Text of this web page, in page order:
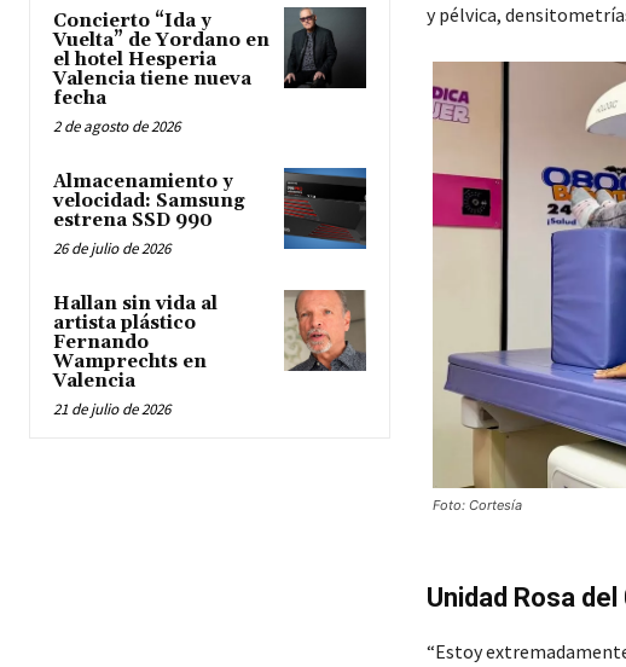
Concierto “Ida y
Vuelta” de Yordano en
el hotel Hesperia
Valencia tiene nueva
fecha
2 de agosto de 2026
Almacenamiento y
velocidad: Samsung
estrena SSD 990
26 de julio de 2026
Hallan sin vida al
artista plástico
Fernando
Wamprechts en
Valencia
21 de julio de 2026
y pélvica,
Foto: Cortesía
Unidad Rosa
“Estoy